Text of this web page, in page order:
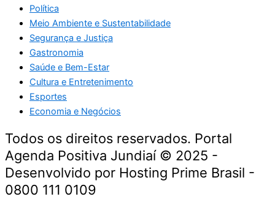
Política
Meio Ambiente e Sustentabilidade
Segurança e Justiça
Gastronomia
Saúde e Bem-Estar
Cultura e Entretenimento
Esportes
Economia e Negócios
Todos os direitos reservados. Portal
Agenda Positiva Jundiaí © 2025 -
Desenvolvido por Hosting Prime Brasil -
0800 111 0109